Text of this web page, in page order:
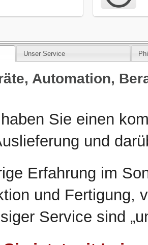
Unser Service
Automation,
Sie einen
und
Erfahrung im
und Fertigung,
Service sind